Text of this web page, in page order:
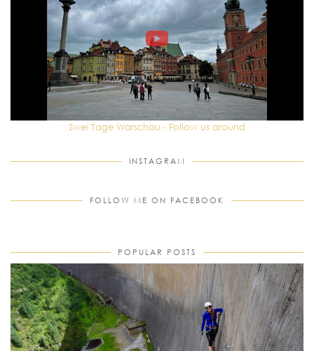
Zwei Tage Warschau - Follow us around
INSTAGRAM
FOLLOW ME ON FACEBOOK
POPULAR POSTS